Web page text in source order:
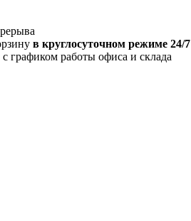
в круглосуточном режиме 24/7
графиком работы офиса и склада